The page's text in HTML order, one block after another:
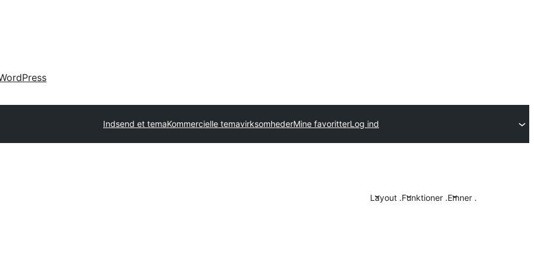
Indsend et temaKommercielle temavirksomhederMine favoritterLog ind
Layout .Funktioner .Emner .